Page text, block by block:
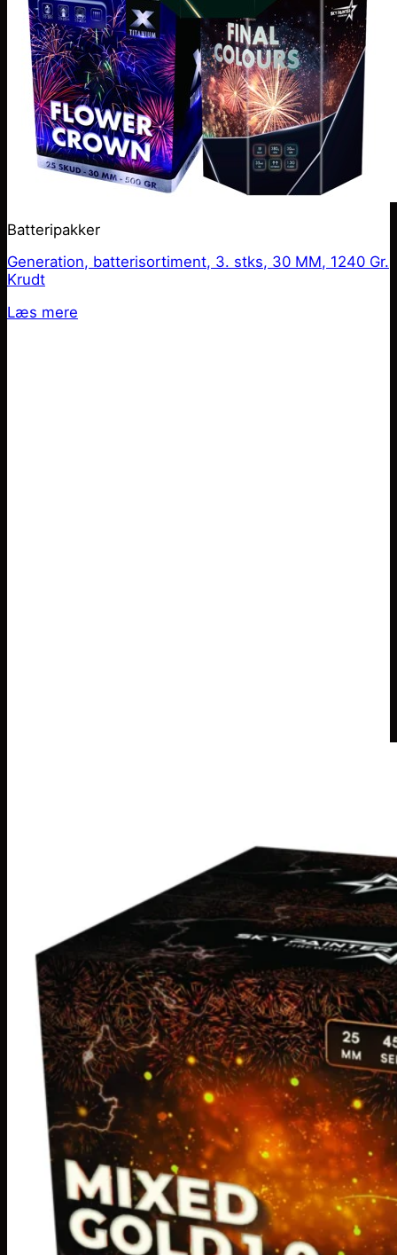
Batteripakker
Generation, batterisortiment, 3. stks, 30 MM, 1240 Gr.
Krudt
Læs mere